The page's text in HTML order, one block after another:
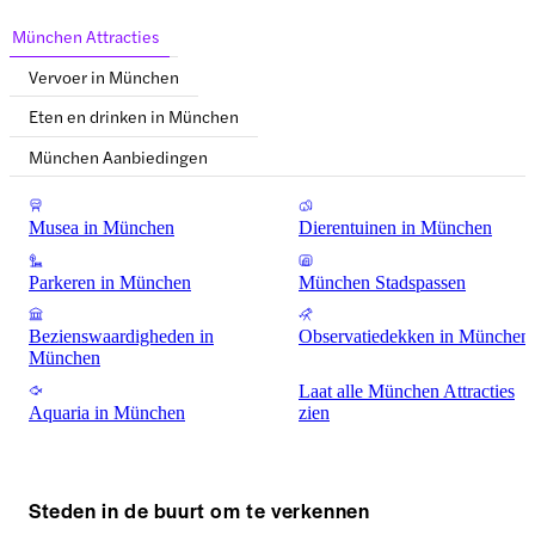
München Attracties
Vervoer in München
Eten en drinken in München
München Aanbiedingen
Musea in München Dierentuinen in München
Parkeren in München München Stadspassen
Bezienswaardigheden in
München
Observatiedekken in München
Aquaria in München
Laat alle München Attracties
zien
Steden in de buurt om te verkennen